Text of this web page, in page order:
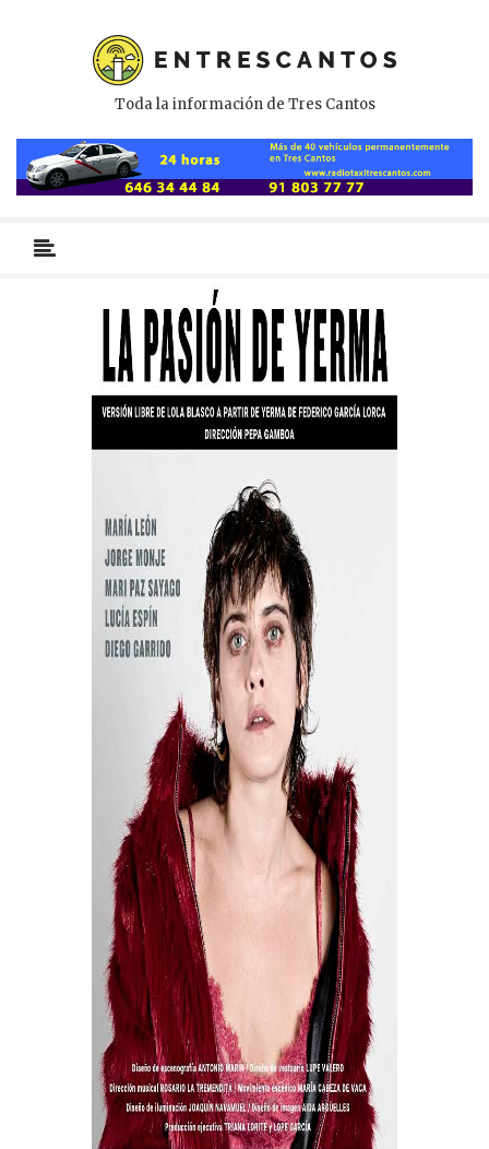
Toda la información de Tres Cantos
primario